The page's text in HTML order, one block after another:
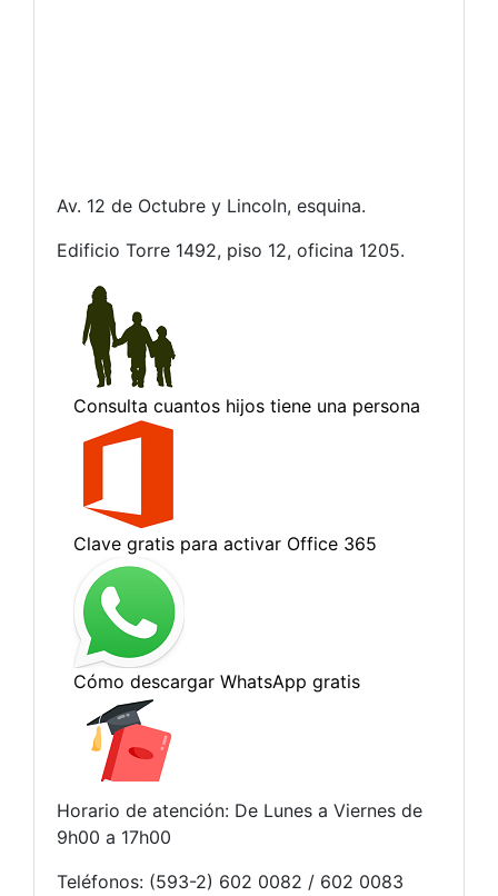
Av. 12 de Octubre y Lincoln, esquina.
Edificio Torre 1492, piso 12, oficina 1205.
Horario de atención: De Lunes a Viernes de
9h00 a 17h00
Teléfonos: (593-2) 602 0082 / 602 0083